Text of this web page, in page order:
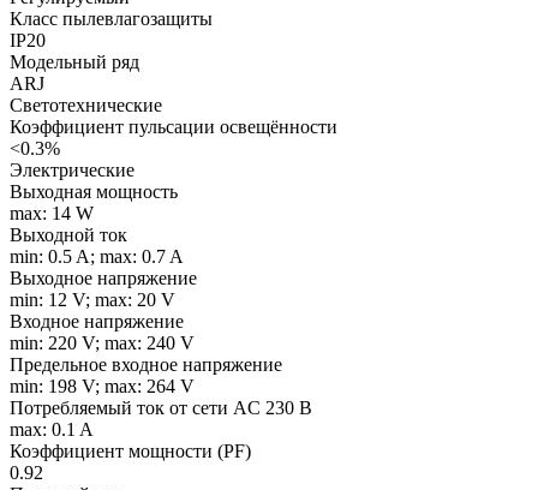
Класс пылевлагозащиты
IP20
Модельный ряд
ARJ
Светотехнические
Коэффициент пульсации освещённости
<0.3%
Электрические
Выходная мощность
max: 14 W
Выходной ток
min: 0.5 A; max: 0.7 A
Выходное напряжение
min: 12 V; max: 20 V
Входное напряжение
min: 220 V; max: 240 V
Предельное входное напряжение
min: 198 V; max: 264 V
Потребляемый ток от сети AC 230 В
max: 0.1 A
Коэффициент мощности (PF)
0.92